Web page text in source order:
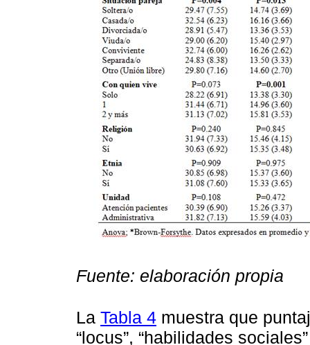
Fuente: elaboración propia
La Tabla 4 muestra que
“locus”, “habilidades